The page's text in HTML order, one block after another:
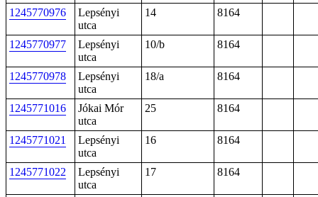
1245770976
Lepsényi
utca
14 8164
1245770977
Lepsényi
utca
10/b 8164
1245770978
Lepsényi
utca
18/a 8164
1245771016
Jókai Mór
utca
25 8164
1245771021
Lepsényi
utca
16 8164
1245771022
Lepsényi
utca
17 8164